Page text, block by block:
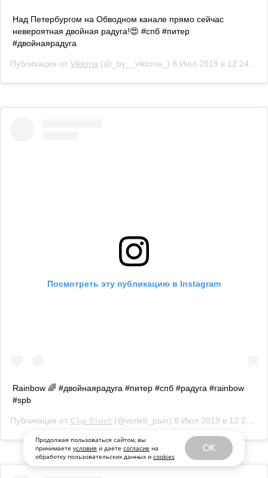
Продолжая пользоваться сайтом, вы
принимаете условия и даете согласие на
обработку пользовательских данных и cookies
OK
Над Петербургом на Обводном канале прямо сейчас
невероятная двойная радуга!😍 #спб #питер
#двойнаярадуга
Публикация от Viktoria (@_by__viktoria_) 8 Июл 2019 в 12:24 PDT
Посмотреть эту публикацию в Instagram
Rainbow 🌈 #двойнаярадуга #питер #спб #радуга #rainbow
#spb
Публикация от 𝔒𝔩𝔤𝔞 𝔙𝔦𝔬𝔩𝔢𝔱𝔱 (@violett_pain) 8 Июл 2019 в 12:23 PDT